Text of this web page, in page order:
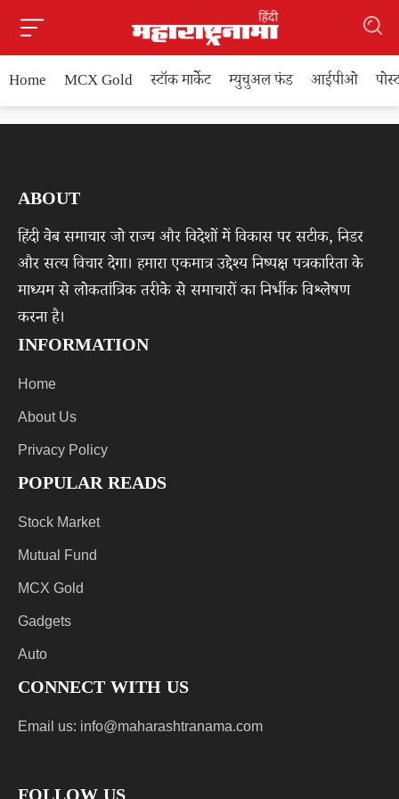
Home MCX Gold स्टॉक मार्केट म्युचुअल फंड आईपीओ
ABOUT
हिंदी वेब समाचार जो राज्य और विदेशों में विकास पर सटीक, निडर
और सत्य विचार देगा। हमारा एकमात्र उद्देश्य निष्पक्ष पत्रकारिता के
माध्यम से लोकतांत्रिक तरीके से समाचारों का निर्भीक विश्लेषण
करना है।
INFORMATION
Home
About Us
Privacy Policy
POPULAR READS
Stock Market
Mutual Fund
MCX Gold
Gadgets
Auto
CONNECT WITH US
Email us: info@maharashtranama.com